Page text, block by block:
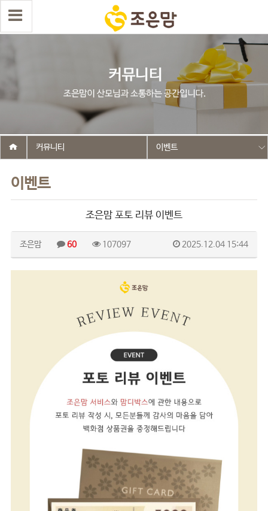
이벤트
커뮤니티 이벤트
조은맘 포토 리뷰 이벤트
조은맘 60 107097 2025.12.04 15:44